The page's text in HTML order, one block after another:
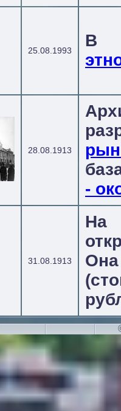
25.08.1993
В
28.08.1913
-
31.08.1913
На